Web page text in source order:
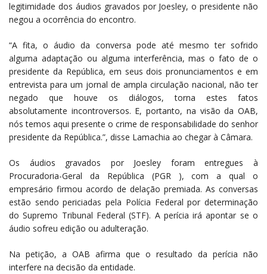
legitimidade dos áudios gravados por Joesley, o presidente não
negou a ocorrência do encontro.
“A fita, o áudio da conversa pode até mesmo ter sofrido
alguma adaptação ou alguma interferência, mas o fato de o
presidente da República, em seus dois pronunciamentos e em
entrevista para um jornal de ampla circulação nacional, não ter
negado que houve os diálogos, torna estes fatos
absolutamente incontroversos. E, portanto, na visão da OAB,
nós temos aqui presente o crime de responsabilidade do senhor
presidente da República.”, disse Lamachia ao chegar à Câmara.
Os áudios gravados por Joesley foram entregues à
Procuradoria-Geral da República (PGR ), com a qual o
empresário firmou acordo de delação premiada. As conversas
estão sendo periciadas pela Polícia Federal por determinação
do Supremo Tribunal Federal (STF). A perícia irá apontar se o
áudio sofreu edição ou adulteração.
Na petição, a OAB afirma que o resultado da perícia não
interfere na decisão da entidade.